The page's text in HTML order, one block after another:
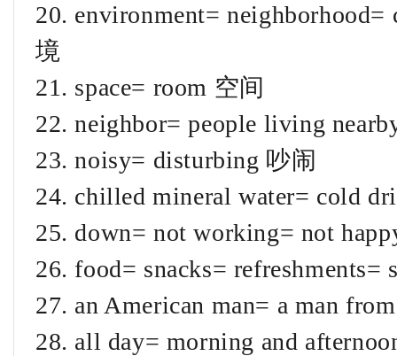
20. environment=
境
21. space= room 空间
22. neighbor= people living
23. noisy= disturbing 吵闹
24. chilled mineral water= cold
25. down= not working= not
26. food= snacks=
27. an American man= a man
28. all day= morning and